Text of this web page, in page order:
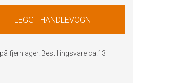
på fjernlager. Bestillingsvare ca. 13